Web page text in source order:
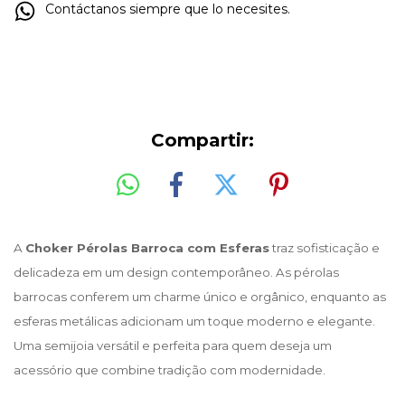
Contáctanos siempre que lo necesites.
Compartir:
A Choker Pérolas Barroca com Esferastraz sofisticação e
delicadeza em um design contemporâneo. As pérolas
barrocas conferem um charme único e orgânico, enquanto as
esferas metálicas adicionam um toque moderno e elegante.
Uma semijoia versátil e perfeita para quem deseja um
acessório que combine tradição com modernidade.